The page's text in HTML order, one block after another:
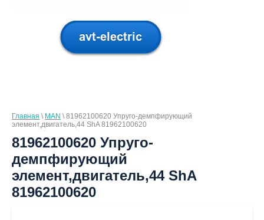
Главная \ MAN \ 81962100620 Упруго-демпфирующий
элемент,двигатель,44 ShA 81962100620
81962100620 Упруго-
демпфирующий
элемент,двигатель,44 ShA
81962100620